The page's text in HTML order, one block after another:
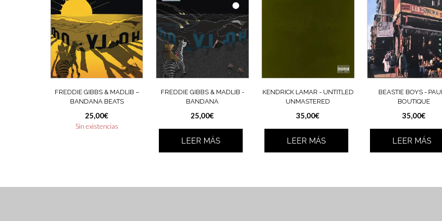
FREDDIE GIBBS & MADLIB ‎–
BANDANA BEATS
25,00€
Sin existencias
FREDDIE GIBBS & MADLIB ‎-
BANDANA
25,00€
LEER MÁS
KENDRICK LAMAR ‎- UNTITLED
UNMASTERED
35,00€
LEER MÁS
BEASTIE BOYS ‎-
BOUTIQUE
35,00€
LEER MÁS